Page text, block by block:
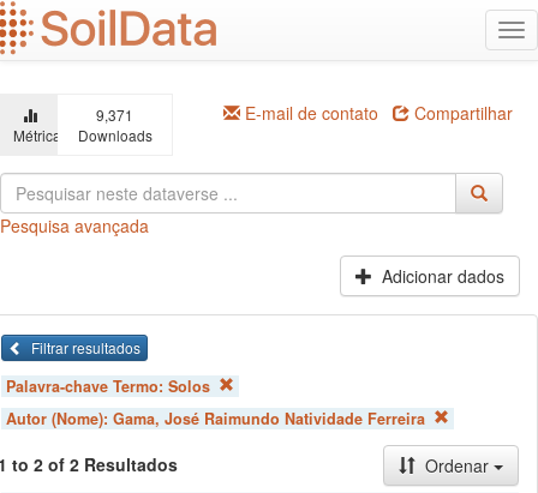
Ir
para
o
principal
Métricas
9,371
Downloads
E-mail de contato Compartilhar
Pesquisa avançada
Adicionar dados
Filtrar resultados
Palavra-chave Termo: Solos
Autor (Nome): Gama, José Raimundo Natividade Ferreira
to 2 of 2 Resultados
Ordenar